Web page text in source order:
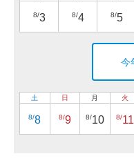
8/3 8/4 8/5
今
土
8/8
日
8/9
月
8/10
火
8/11